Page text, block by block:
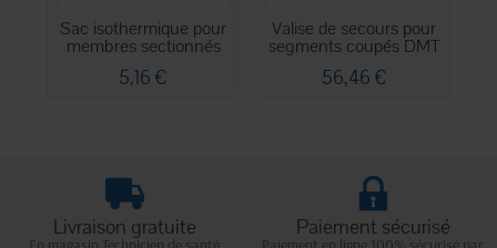
Sac isothermique pour
membres sectionnés
5,16 €
Valise de secours pour
segments coupés DMT
56,46 €
Livraison gratuite Paiement sécurisé